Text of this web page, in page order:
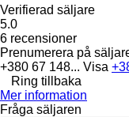
Verifierad säljare
5.0
6 recensioner
Prenumerera på
+380 67 148... Visa
Ring tillbaka
Mer information
Fråga säljaren